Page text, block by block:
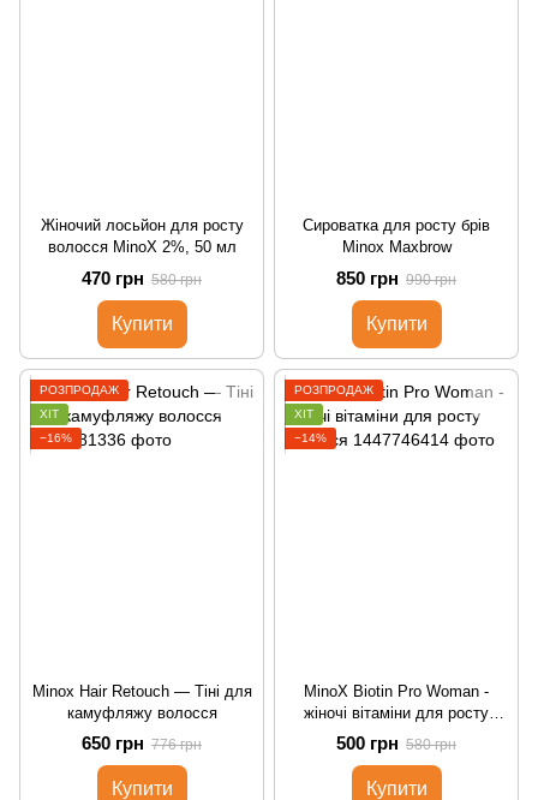
Жіночий лосьйон для росту
волосся MinoX 2%, 50 мл
470 грн 580 грн
Купити
Сироватка для росту брів
Minox Maxbrow
850 грн 990 грн
Купити
РОЗПРОДАЖ
ХІТ
−16%
Minox Hair Retouch — Тіні для
камуфляжу волосся
650 грн 776 грн
Купити
РОЗПРОДАЖ
ХІТ
−14%
MinoX Biotin Pro Woman -
жіночі вітаміни для росту
500 грн 580 грн
Купити